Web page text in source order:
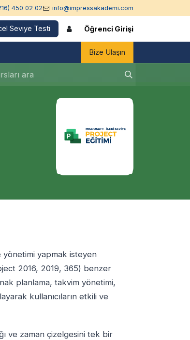
450 02 02 info@impressakademi.com
Seviye Testi Öğrenci Girişi
Bize Ulaşın
yapmak isteyen
2016, 2019, 365) benzer
planlama, takvim yönetimi,
kullanıcıların etkili ve
ve zaman çizelgesini tek bir